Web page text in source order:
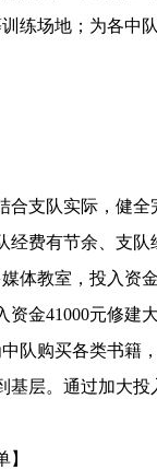
练场地；为各中
支队实际，健全
经费有节余、支
体教室，投入资
金41000元修建
队购买各类书籍
到基层。通过加
】